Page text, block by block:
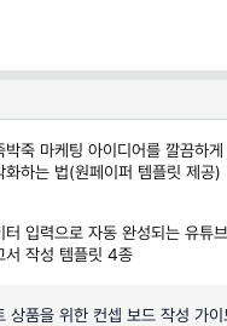
박죽 마케팅 아이디어를 깔끔하게
화하는 법(원페이퍼 템플릿 제공)
터 입력으로 자동 완성되는 유튜
서 작성 템플릿 4종
상품을 위한 컨셉 보드 작성 가이